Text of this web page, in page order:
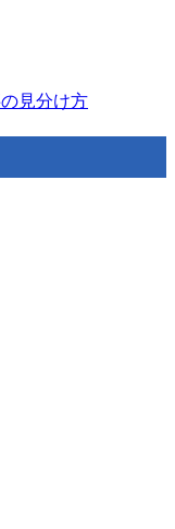
見分け方